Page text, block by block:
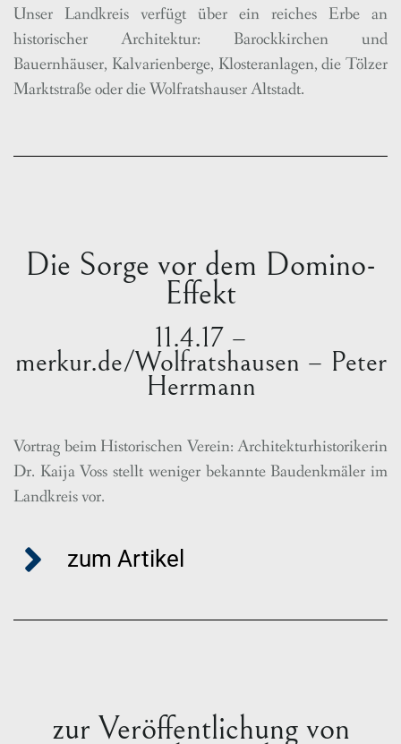
Unser Landkreis verfügt über ein reiches Erbe an
historischer Architektur: Barockkirchen und
Bauernhäuser, Kalvarienberge, Klosteranlagen, die Tölzer
Marktstraße oder die Wolfratshauser Altstadt.
Die Sorge vor dem Domino-
Effekt
11.4.17 –
merkur.de/Wolfratshausen – Peter
Herrmann
Vortrag beim Historischen Verein: Architekturhistorikerin
Dr. Kaija Voss stellt weniger bekannte Baudenkmäler im
Landkreis vor.
zum Artikel
zur Veröffentlichung von